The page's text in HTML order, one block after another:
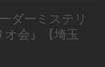
ダーミステリ
オ会』【埼玉